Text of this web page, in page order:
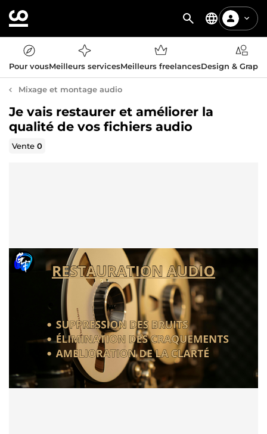
Pour vousMeilleurs servicesMeilleurs freelancesDesign &
Mixage et montage audio
Je vais restaurer et améliorer la
qualité de vos fichiers audio
Vente0